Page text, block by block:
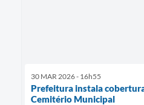
30 MAR 2026 - 16h55
Prefeitura instala
Cemitério Municipal